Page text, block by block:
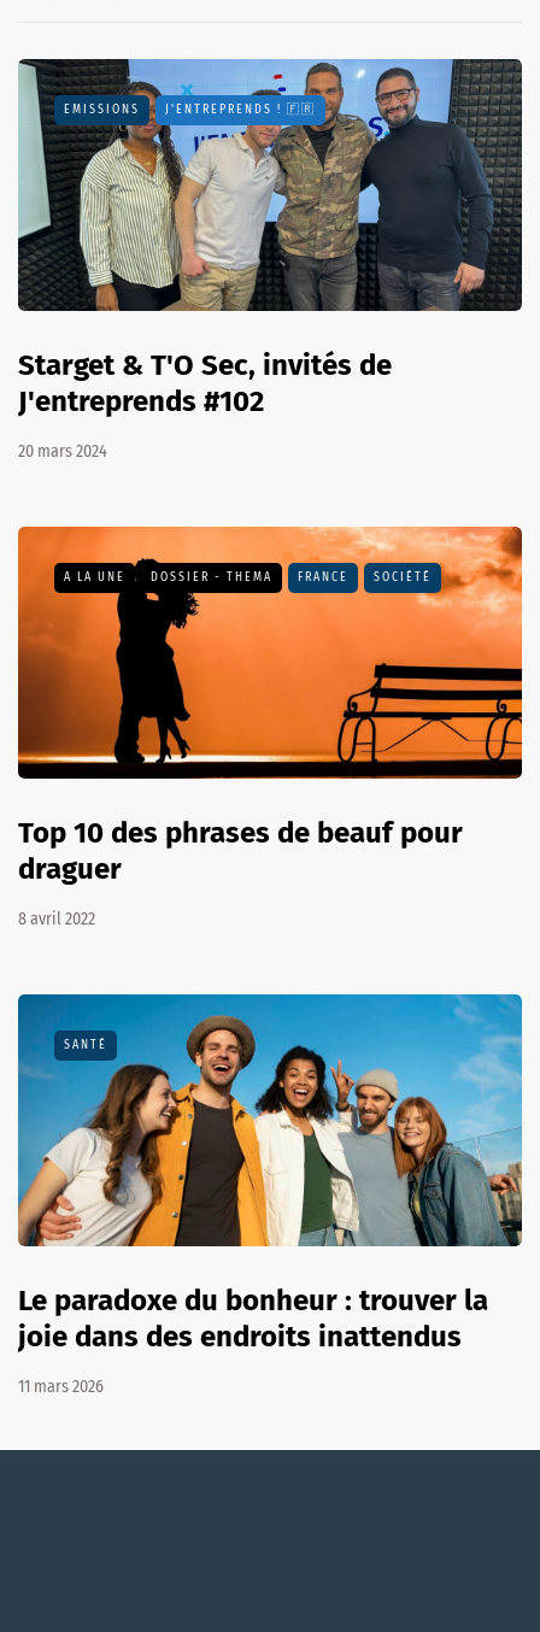
EMISSIONS J'ENTREPRENDS ! 🇫🇷
Starget & T'O Sec, invités de
J'entreprends #102
20 mars 2024
A LA UNE DOSSIER - THEMA FRANCE SOCIÉTÉ
Top 10 des phrases de beauf pour
draguer
8 avril 2022
SANTÉ
Le paradoxe du bonheur : trouver la
joie dans des endroits inattendus
11 mars 2026